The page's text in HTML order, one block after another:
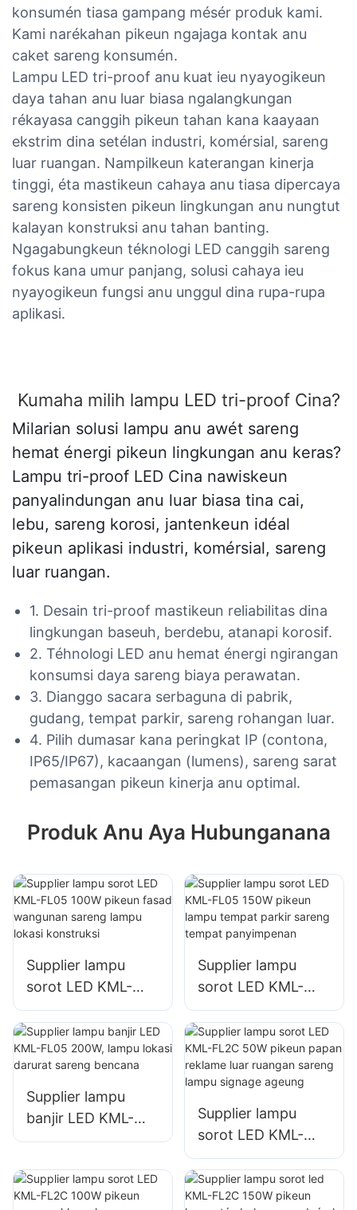
konsumén tiasa gampang mésér produk kami.
Kami narékahan pikeun ngajaga kontak anu
caket sareng konsumén.
Lampu LED tri-proof anu kuat ieu nyayogikeun
daya tahan anu luar biasa ngalangkungan
rékayasa canggih pikeun tahan kana kaayaan
ekstrim dina setélan industri, komérsial, sareng
luar ruangan. Nampilkeun katerangan kinerja
tinggi, éta mastikeun cahaya anu tiasa dipercaya
sareng konsisten pikeun lingkungan anu nungtut
kalayan konstruksi anu tahan banting.
Ngagabungkeun téknologi LED canggih sareng
fokus kana umur panjang, solusi cahaya ieu
nyayogikeun fungsi anu unggul dina rupa-rupa
aplikasi.
Kumaha milih lampu LED tri-proof Cina?
Milarian solusi lampu anu awét sareng
hemat énergi pikeun lingkungan anu keras?
Lampu tri-proof LED Cina nawiskeun
panyalindungan anu luar biasa tina cai,
lebu, sareng korosi, jantenkeun idéal
pikeun aplikasi industri, komérsial, sareng
luar ruangan.
1. Desain tri-proof mastikeun reliabilitas dina
lingkungan baseuh, berdebu, atanapi korosif.
2. Téhnologi LED anu hemat énergi ngirangan
konsumsi daya sareng biaya perawatan.
3. Dianggo sacara serbaguna di pabrik,
gudang, tempat parkir, sareng rohangan luar.
4. Pilih dumasar kana peringkat IP (contona,
IP65/IP67), kacaangan (lumens), sareng sarat
pemasangan pikeun kinerja anu optimal.
Produk Anu Aya Hubunganana
Supplier lampu
sorot LED KML-
FL05 100W pikeun
fasad wangunan
sareng lampu lokasi
konstruksi
Supplier lampu
sorot LED KML-
FL05 150W pikeun
lampu tempat
parkir sareng
tempat
Supplier lampu
banjir LED KML-
FL05 200W, lampu
sareng bencana
Supplier lampu
sorot LED KML-
FL2C 50W pikeun
papan reklame luar
ruangan sareng